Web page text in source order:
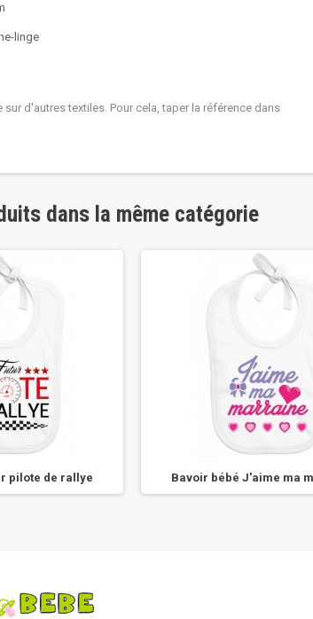
linge
d'autres textiles. Pour cela, taper la référence dans
dans la même catégorie
pilote de rallye Bavoir bébé J'aime ma